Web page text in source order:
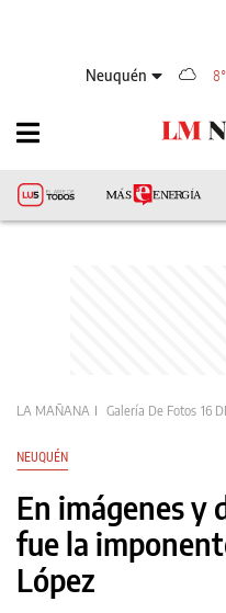
Neuquén 8°
LA MAÑANA Galería De Fotos 16
NEUQUÉN
En imágenes y
fue la
López